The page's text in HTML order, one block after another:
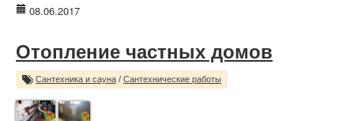
08.06.2017
Отопление частных домов
Сантехника и сауна / Сантехнические работы